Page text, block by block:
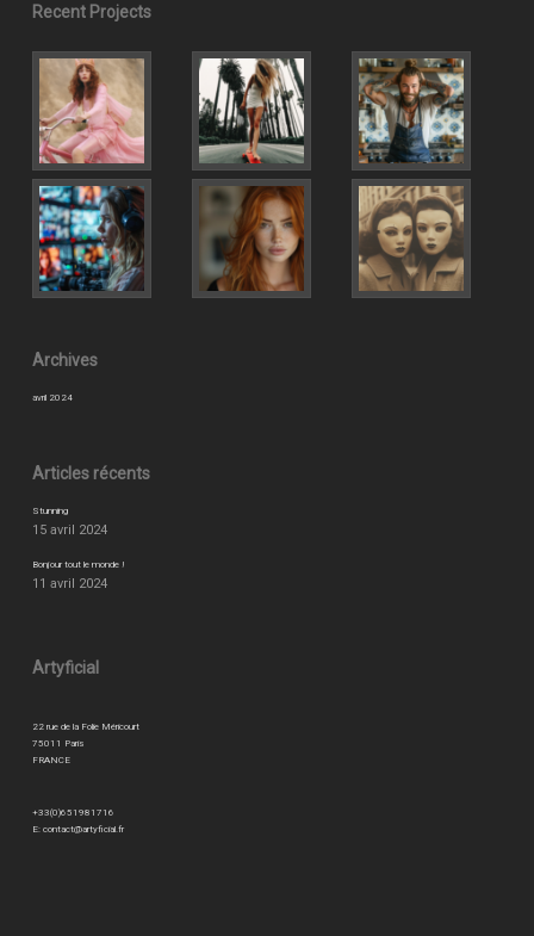
Recent Projects
Archives
avril 2024
Articles récents
Stunning
15 avril 2024
Bonjour tout le monde !
11 avril 2024
Artyficial
22 rue de la Folie Méricourt
75011 Paris
FRANCE
+33(0)651981716
E: contact@artyficial.fr